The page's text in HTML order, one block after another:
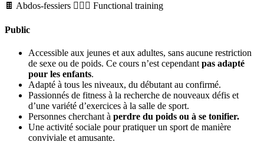
🍫 Abdos-fessiers 🏋🏼‍♂️ Functional training
Public
Accessible aux jeunes et aux adultes, sans aucune restriction
de sexe ou de poids. Ce cours n’est cependant pas adapté
pour les enfants.
Adapté à tous les niveaux, du débutant au confirmé.
Passionnés de fitness à la recherche de nouveaux défis et
d’une variété d’exercices à la salle de sport.
Personnes cherchant à perdre du poids ou à se tonifier.
Une activité sociale pour pratiquer un sport de manière
conviviale et amusante.